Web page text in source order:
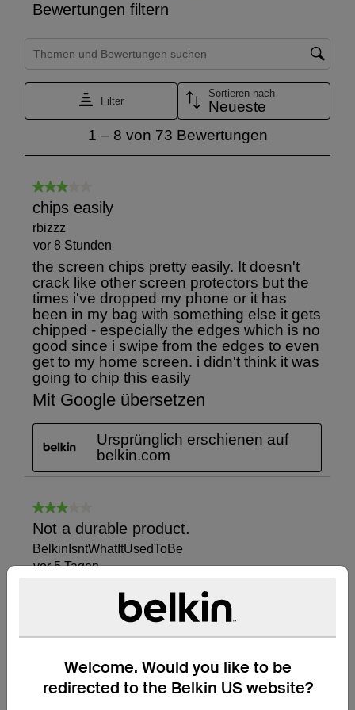
Welcome. Would you like to be
redirected to the Belkin US website?